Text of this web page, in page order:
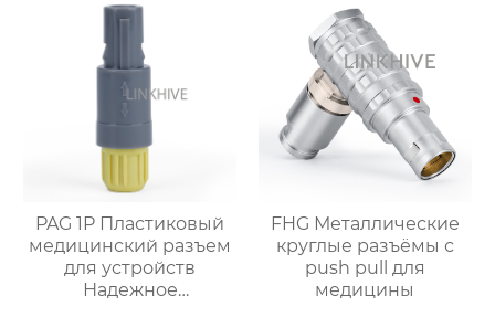
PAG 1P Пластиковый
медицинский разъем
для устройств
Надежное
FHG Металлические
круглые разъёмы с
push pull для
медицины